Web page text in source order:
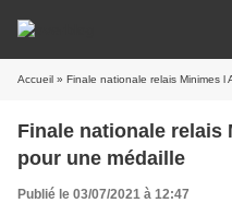
Accueil » Finale nationale relais Minimes l
Finale nationale relais
pour une médaille
Publié le 03/07/2021 à 12:47